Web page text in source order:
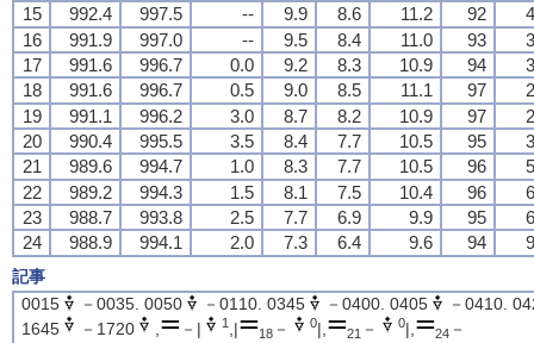
15
992.4 997.5 -- 9.9 8.6 11.2 92
16
991.9 997.0 -- 9.5 8.4 11.0 93
17
991.6 996.7 0.0 9.2 8.3 10.9 94
18
991.6 996.7 0.5 9.0 8.5 11.1 97
19
991.1 996.2 3.0 8.7 8.2 10.9 97
20
990.4 995.5 3.5 8.4 7.7 10.5 95
21
989.6 994.7 1.0 8.3 7.7 10.5 96
22
989.2 994.3 1.5 8.1 7.5 10.4 96
23
988.7 993.8 2.5 7.7 6.9 9.9 95
24
988.9 994.1 2.0 7.3 6.4 9.6 94
記事
0015
－0035. 0050 －0110. 0345 －0400. 0405
－0410.
1645
－1720 －| 1,| 18－ 0|, 21 － 0|, 24 －